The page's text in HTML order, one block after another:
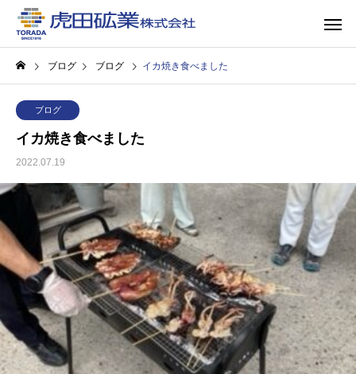
ブログ ブログ イカ焼き食べました
ブログ
イカ焼き食べました
2022.07.19